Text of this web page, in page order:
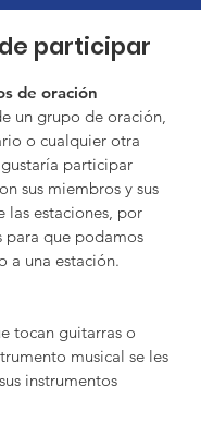
participar
de oración
un grupo de oración,
o cualquier otra
participar
sus miembros y sus
las estaciones, por
para que podamos
a una estación.
tocan guitarras o
musical se les
instrumentos